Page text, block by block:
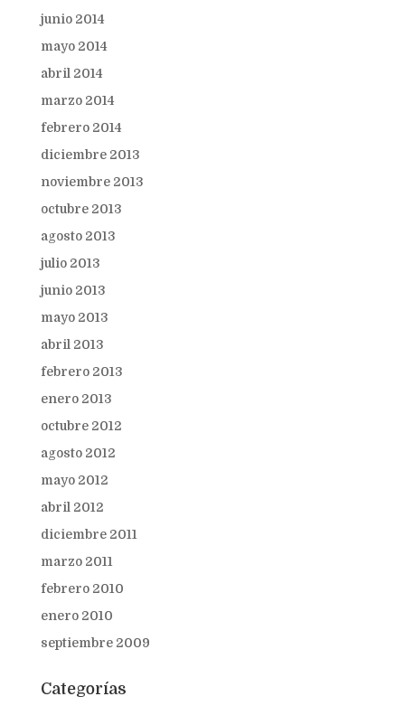
junio 2014
mayo 2014
abril 2014
marzo 2014
febrero 2014
diciembre 2013
noviembre 2013
octubre 2013
agosto 2013
julio 2013
junio 2013
mayo 2013
abril 2013
febrero 2013
enero 2013
octubre 2012
agosto 2012
mayo 2012
abril 2012
diciembre 2011
marzo 2011
febrero 2010
enero 2010
septiembre 2009
Categorías